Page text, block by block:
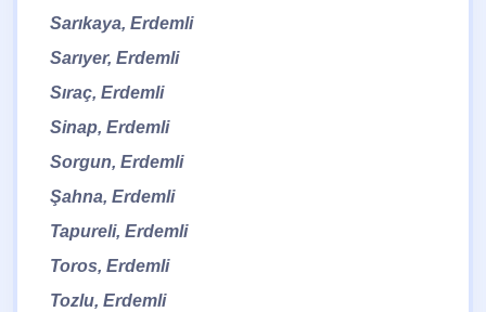
Sarıkaya, Erdemli
Sarıyer, Erdemli
Sıraç, Erdemli
Sinap, Erdemli
Sorgun, Erdemli
Şahna, Erdemli
Tapureli, Erdemli
Toros, Erdemli
Tozlu, Erdemli